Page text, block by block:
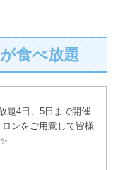
食べ放題
題4日、5日まで開催
ンをご用意して皆様